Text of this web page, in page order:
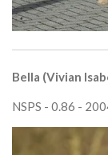
Bella (Vivian
NSPS - 0.86 -